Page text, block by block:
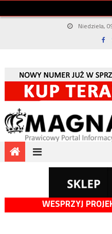
Niedziela,
WESPRZYJ